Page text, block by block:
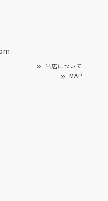
当店について
MAP